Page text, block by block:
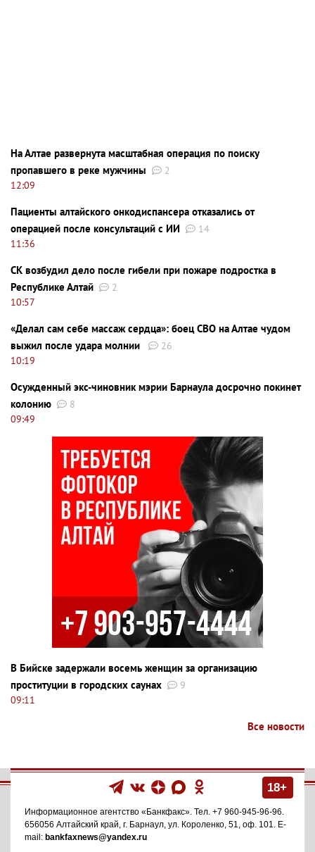
На Алтае развернута масштабная операция по поиску
пропавшего в реке мужчины
2
12:09
Пациенты алтайского онкодиспансера отказались от
операцией после консультаций с ИИ
14
11:36
СК возбудил дело после гибели при пожаре подростка в
Республике Алтай
2
10:57
«Делал сам себе массаж сердца»: боец СВО на Алтае чудом
выжил после удара молнии
26
10:19
Осужденный экс-чиновник мэрии Барнаула досрочно покинет
колонию
8
09:49
В Бийске задержали восемь женщин за организацию
проституции в городских саунах
9
09:11
Все новости
18+
Информационное агентство «Банкфакс». Тел. +7 960-945-96-96.
656056 Алтайский край, г. Барнаул, ул. Короленко, 51, оф. 101. E-
mail: bankfaxnews@yandex.ru